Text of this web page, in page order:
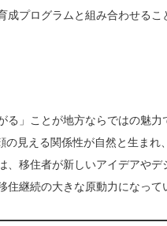
プログラムと組み合わせる
」ことが地方ならではの魅
見える関係性が自然と生ま
移住者が新しいアイデアや
継続の大きな原動力になって